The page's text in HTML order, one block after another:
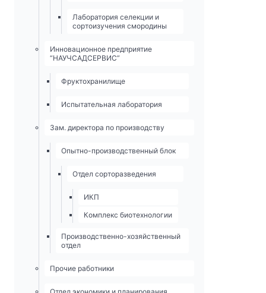
Лаборатория селекции и
сортоизучения смородины
Инновационное предприятие
“НАУЧСАДСЕРВИС”
Фруктохранилище
Испытательная лаборатория
Зам. директора по производству
Опытно-­производственный блок
Отдел сорторазведения
ИКП
Комплекс биотехнологии
Производственно-хозяйственный
отдел
Прочие работники